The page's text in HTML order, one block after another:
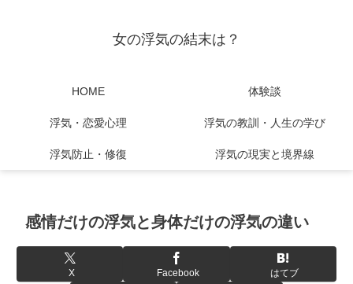
女の浮気の結末は？
HOME 体験談
浮気・恋愛心理 浮気の教訓・人生の学び
浮気防止・修復 浮気の現実と境界線
感情だけの浮気と身体だけの浮気の違い
X Facebook はてブ